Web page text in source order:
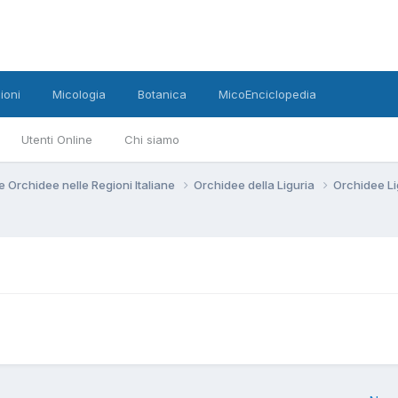
Utenti Online Chi siamo
Micologia Botanica MicoEnciclopedia
Orchidee nelle Regioni Italiane Orchidee della Liguria Orchidee